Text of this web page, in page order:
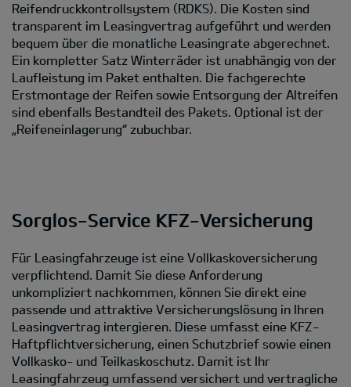
Reifendruckkontrollsystem (RDKS). Die Kosten sind
transparent im Leasingvertrag aufgeführt und werden
bequem über die monatliche Leasingrate abgerechnet.
Ein kompletter Satz Winterräder ist unabhängig von der
Laufleistung im Paket enthalten. Die fachgerechte
Erstmontage der Reifen sowie Entsorgung der Altreifen
sind ebenfalls Bestandteil des Pakets. Optional ist der
„Reifeneinlagerung“ zubuchbar.
Sorglos-Service KFZ-Versicherung
Für Leasingfahrzeuge ist eine Vollkaskoversicherung
verpflichtend. Damit Sie diese Anforderung
unkompliziert nachkommen, können Sie direkt eine
passende und attraktive Versicherungslösung in Ihren
Leasingvertrag intergieren. Diese umfasst eine KFZ-
Haftpflichtversicherung, einen Schutzbrief sowie einen
Vollkasko- und Teilkaskoschutz. Damit ist Ihr
Leasingfahrzeug umfassend versichert und vertragliche